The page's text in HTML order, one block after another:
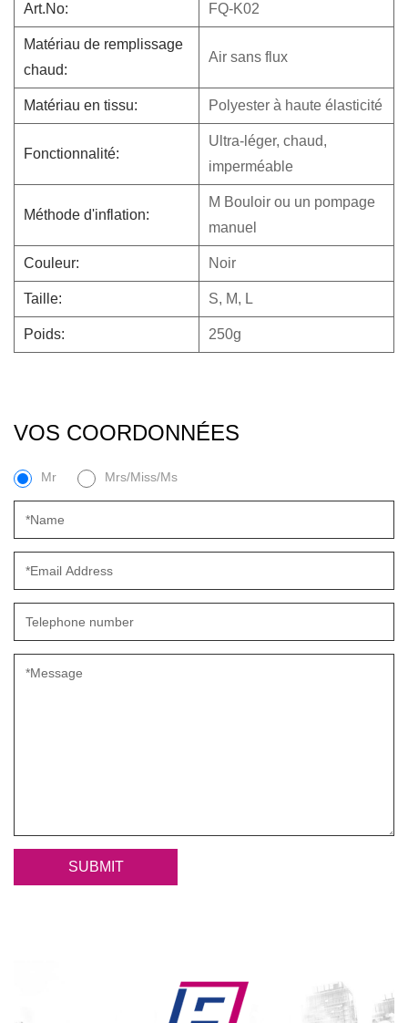
Art.No: FQ-K02
Matériau de remplissage
chaud:
Air sans flux
Matériau en tissu: Polyester à haute élasticité
Fonctionnalité:
Ultra-léger, chaud,
imperméable
Méthode d'inflation:
M Bouloir ou un pompage
manuel
Couleur: Noir
Taille: S, M, L
Poids: 250g
VOS COORDONNÉES
Mr Mrs/Miss/Ms